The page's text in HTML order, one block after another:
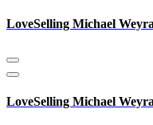
Zum
LoveSelling Michael
LoveSelling Michael